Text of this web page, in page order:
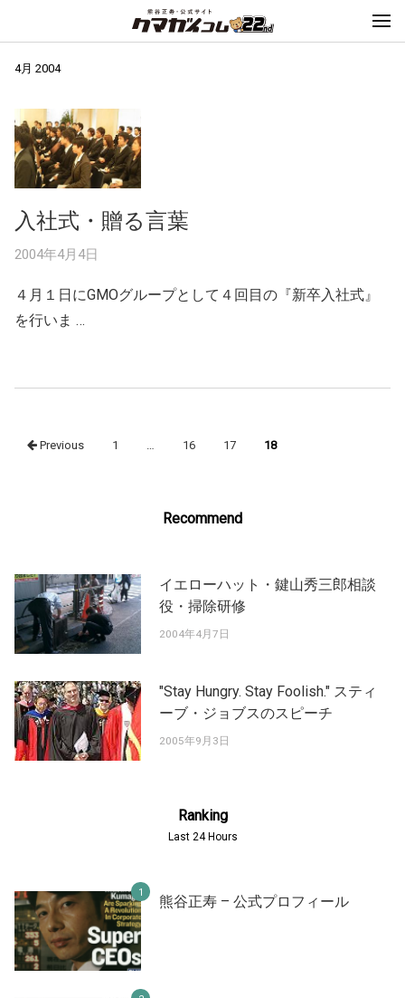
4月 2004
入社式・贈る言葉
2004年4月4日
４月１日にGMOグループとして４回目の『新卒入社式』
を行いま …
navigation
Previous 1 16 17 18
Recommend
イエローハット・鍵山秀三郎相談
役・掃除研修
2004年4月7日
"Stay Hungry. Stay Foolish." スティ
ーブ・ジョブスのスピーチ
2005年9月3日
Ranking
Last 24 Hours
熊谷正寿 – 公式プロフィール